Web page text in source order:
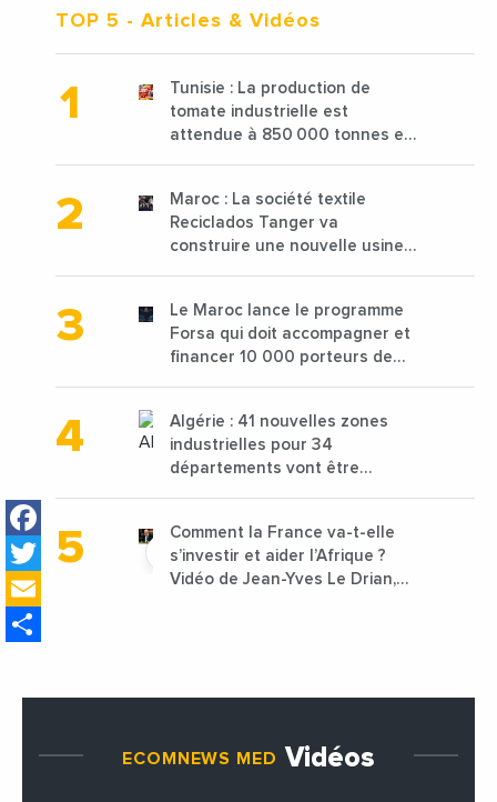
Facebook
Twitter
TOP 5 - Articles & Vidéos
Tunisie : La production de
tomate industrielle est
attendue à 850 000 tonnes en
Maroc : La société textile
Reciclados Tanger va
construire une nouvelle usine
Le Maroc lance le programme
Forsa qui doit accompagner et
financer 10 000 porteurs de
Algérie : 41 nouvelles zones
industrielles pour 34
départements vont être
Comment la France va-t-elle
s’investir et aider l’Afrique ?
Vidéo de Jean-Yves Le Drian,
ECOMNEWS MED Vidéos